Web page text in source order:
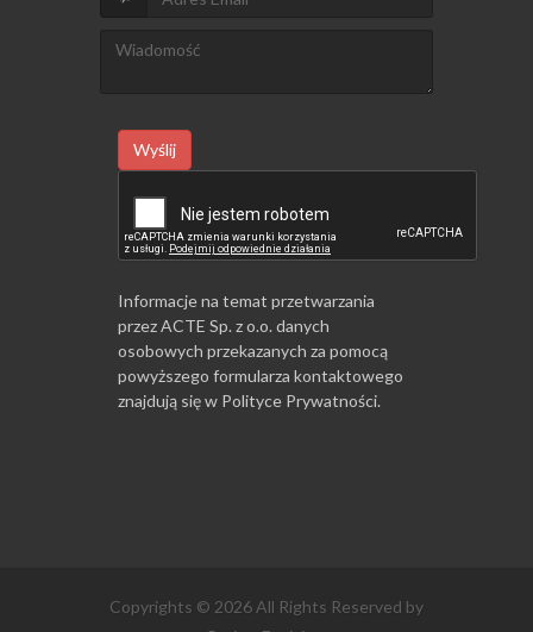
Wyślij
Informacje na temat przetwarzania
przez ACTE Sp. z o.o. danych
osobowych przekazanych za pomocą
powyższego formularza kontaktowego
znajdują się w Polityce Prywatności.
Copyrights © 2026 All Rights Reserved by